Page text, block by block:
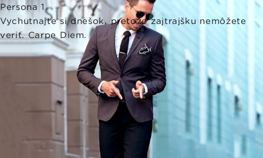
Persona 1
Vychutnajte si dnešok, pretože zajtrajšku nemôžete
veriť. Carpe Diem.